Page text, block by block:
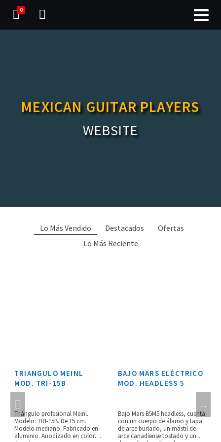
0
MEXICAN GUITAR PLAYERS
WEBSITE
Lo Más Vendido Destacados
Ofertas
Lo Más Reciente
TRIANGULO MEINL
MOD. TRI-15B
Triángulo profesional Meinl.
Modelo: TRI-15B. De 15 cm.
Modelo mediano. Fabricado en
aluminio. Anodizado en color
BAJO MARS ELÉCTRICO
MOD. HEADLESS 5
Bajo Mars B5M5 headless, cuenta
con un cuerpo de álamo y tapa
de arce burlado, un mástil de
arce canadiense tostado y un